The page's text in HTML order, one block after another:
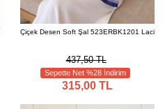
Çiçek Desen Soft Şal 523ERBK1201 Laci
437,50 TL
Sepette Net %28 İndirim
315,00 TL